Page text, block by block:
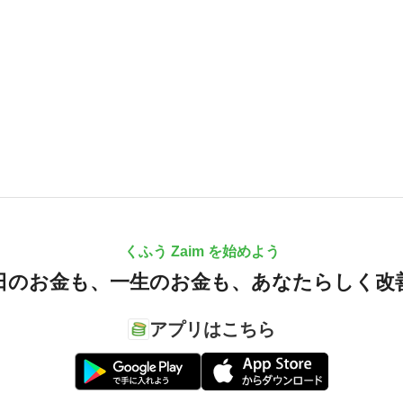
くふう Zaim を始めよう
のお金も、 一生のお金も、 あなたらしく改
アプリはこちら